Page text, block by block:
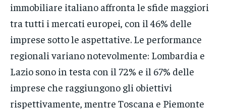
immobiliare italiano affronta le sfide maggiori
tra tutti i mercati europei, con il 46% delle
imprese sotto le aspettative. Le performance
regionali variano notevolmente: Lombardia e
Lazio sono in testa con il 72% e il 67% delle
imprese che raggiungono gli obiettivi
rispettivamente, mentre Toscana e Piemonte